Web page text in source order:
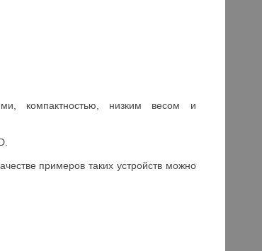
компактностью, низким весом и
примеров таких устройств можно